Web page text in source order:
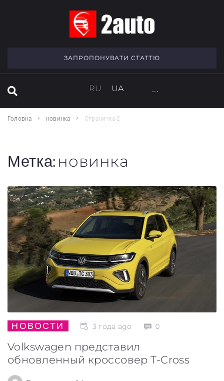
ЗАПРОПОНУВАТИ СТАТТЮ
···
RU UA
Головна новинка Страничка 2
Метка: новинка
НОВОСТИ 3 года ago 0
Volkswagen представил
обновленный кроссовер T-Cross
SEARCH THIS WEBSITE